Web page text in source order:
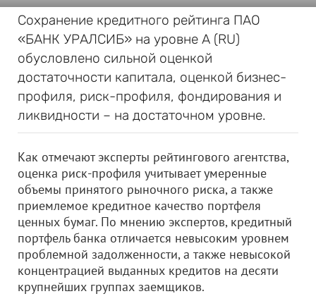
Сохранение кредитного рейтинга ПАО
«БАНК УРАЛСИБ» на уровне А (RU)
обусловлено сильной оценкой
достаточности капитала, оценкой бизнес-
профиля, риск-профиля, фондирования и
ликвидности – на достаточном уровне.
Как отмечают эксперты рейтингового агентства,
оценка риск-профиля учитывает умеренные
объемы принятого рыночного риска, а также
приемлемое кредитное качество портфеля
ценных бумаг. По мнению экспертов, кредитный
портфель банка отличается невысоким уровнем
проблемной задолженности, а также невысокой
концентрацией выданных кредитов на десяти
крупнейших группах заемщиков.